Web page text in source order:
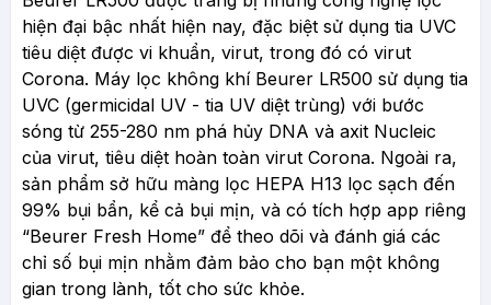
hiện đại bậc nhất hiện nay, đặc biệt sử dụng tia UVC
tiêu diệt được vi khuẩn, virut, trong đó có virut
Corona. Máy lọc không khí Beurer LR500 sử dụng tia
UVC (germicidal UV - tia UV diệt trùng) với bước
sóng từ 255-280 nm phá hủy DNA và axit Nucleic
của virut, tiêu diệt hoàn toàn virut Corona. Ngoài ra,
sản phẩm sở hữu màng lọc HEPA H13 lọc sạch đến
99% bụi bẩn, kể cả bụi mịn, và có tích hợp app riêng
“Beurer Fresh Home” để theo dõi và đánh giá các
chỉ số bụi mịn nhằm đảm bảo cho bạn một không
gian trong lành, tốt cho sức khỏe.